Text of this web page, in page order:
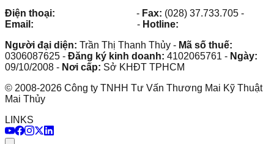
Điện thoại:
- Fax: (028) 37.733.705 -
Email:
- Hotline:
Người đại diện: Trần Thị Thanh Thủy - Mã số thuế:
0306087625 - Đăng ký kinh doanh: 4102065761 - Ngày:
09/10/2008 - Nơi cấp: Sở KHĐT TPHCM
© 2008-2026 Công ty TNHH Tư Vấn Thương Mai Kỹ Thuật
Mai Thủy
LINKS